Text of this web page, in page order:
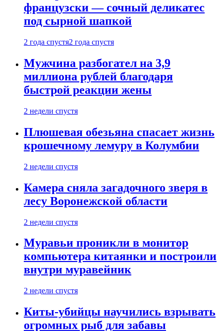
французски — сочный деликатес
под сырной шапкой
2 года спустя2 года спустя
Мужчина разбогател на 3,9
миллиона рублей благодаря
быстрой реакции жены
2 недели спустя
Плюшевая обезьяна спасает жизнь
крошечному лемуру в Колумбии
2 недели спустя
Камера сняла загадочного зверя в
лесу Воронежской области
2 недели спустя
Муравьи проникли в монитор
компьютера китаянки и построили
внутри муравейник
2 недели спустя
Киты-убийцы научились взрывать
огромных рыб для забавы